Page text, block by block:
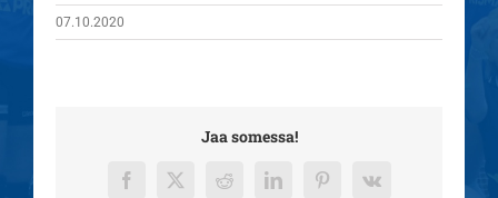
07.10.2020
Jaa somessa!
Facebook
X RedditLinkedInPinterest
Vk